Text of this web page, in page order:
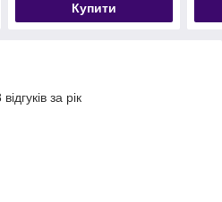
Купити
за рік